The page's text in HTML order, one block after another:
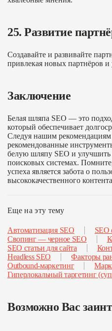
25. Развитие
Создавайте и развивайте
привлекая новых партнёров и
Заключение
Белая шляпа SEO — это
который обеспечивает
Следуя нашим рекомендациям
рекомендованные
белую шляпу SEO и улучшить
поисковых системах.
успеха является забота о
высококачественного
Еще на эту тему
Автоматизация SEO
SEO
Свопинг — черное SEO
SEO статьи для сайта
Headless SEO
Факторы
Outbound-маркетинг
Гиперлокальный таргетинг
Возможно Вас